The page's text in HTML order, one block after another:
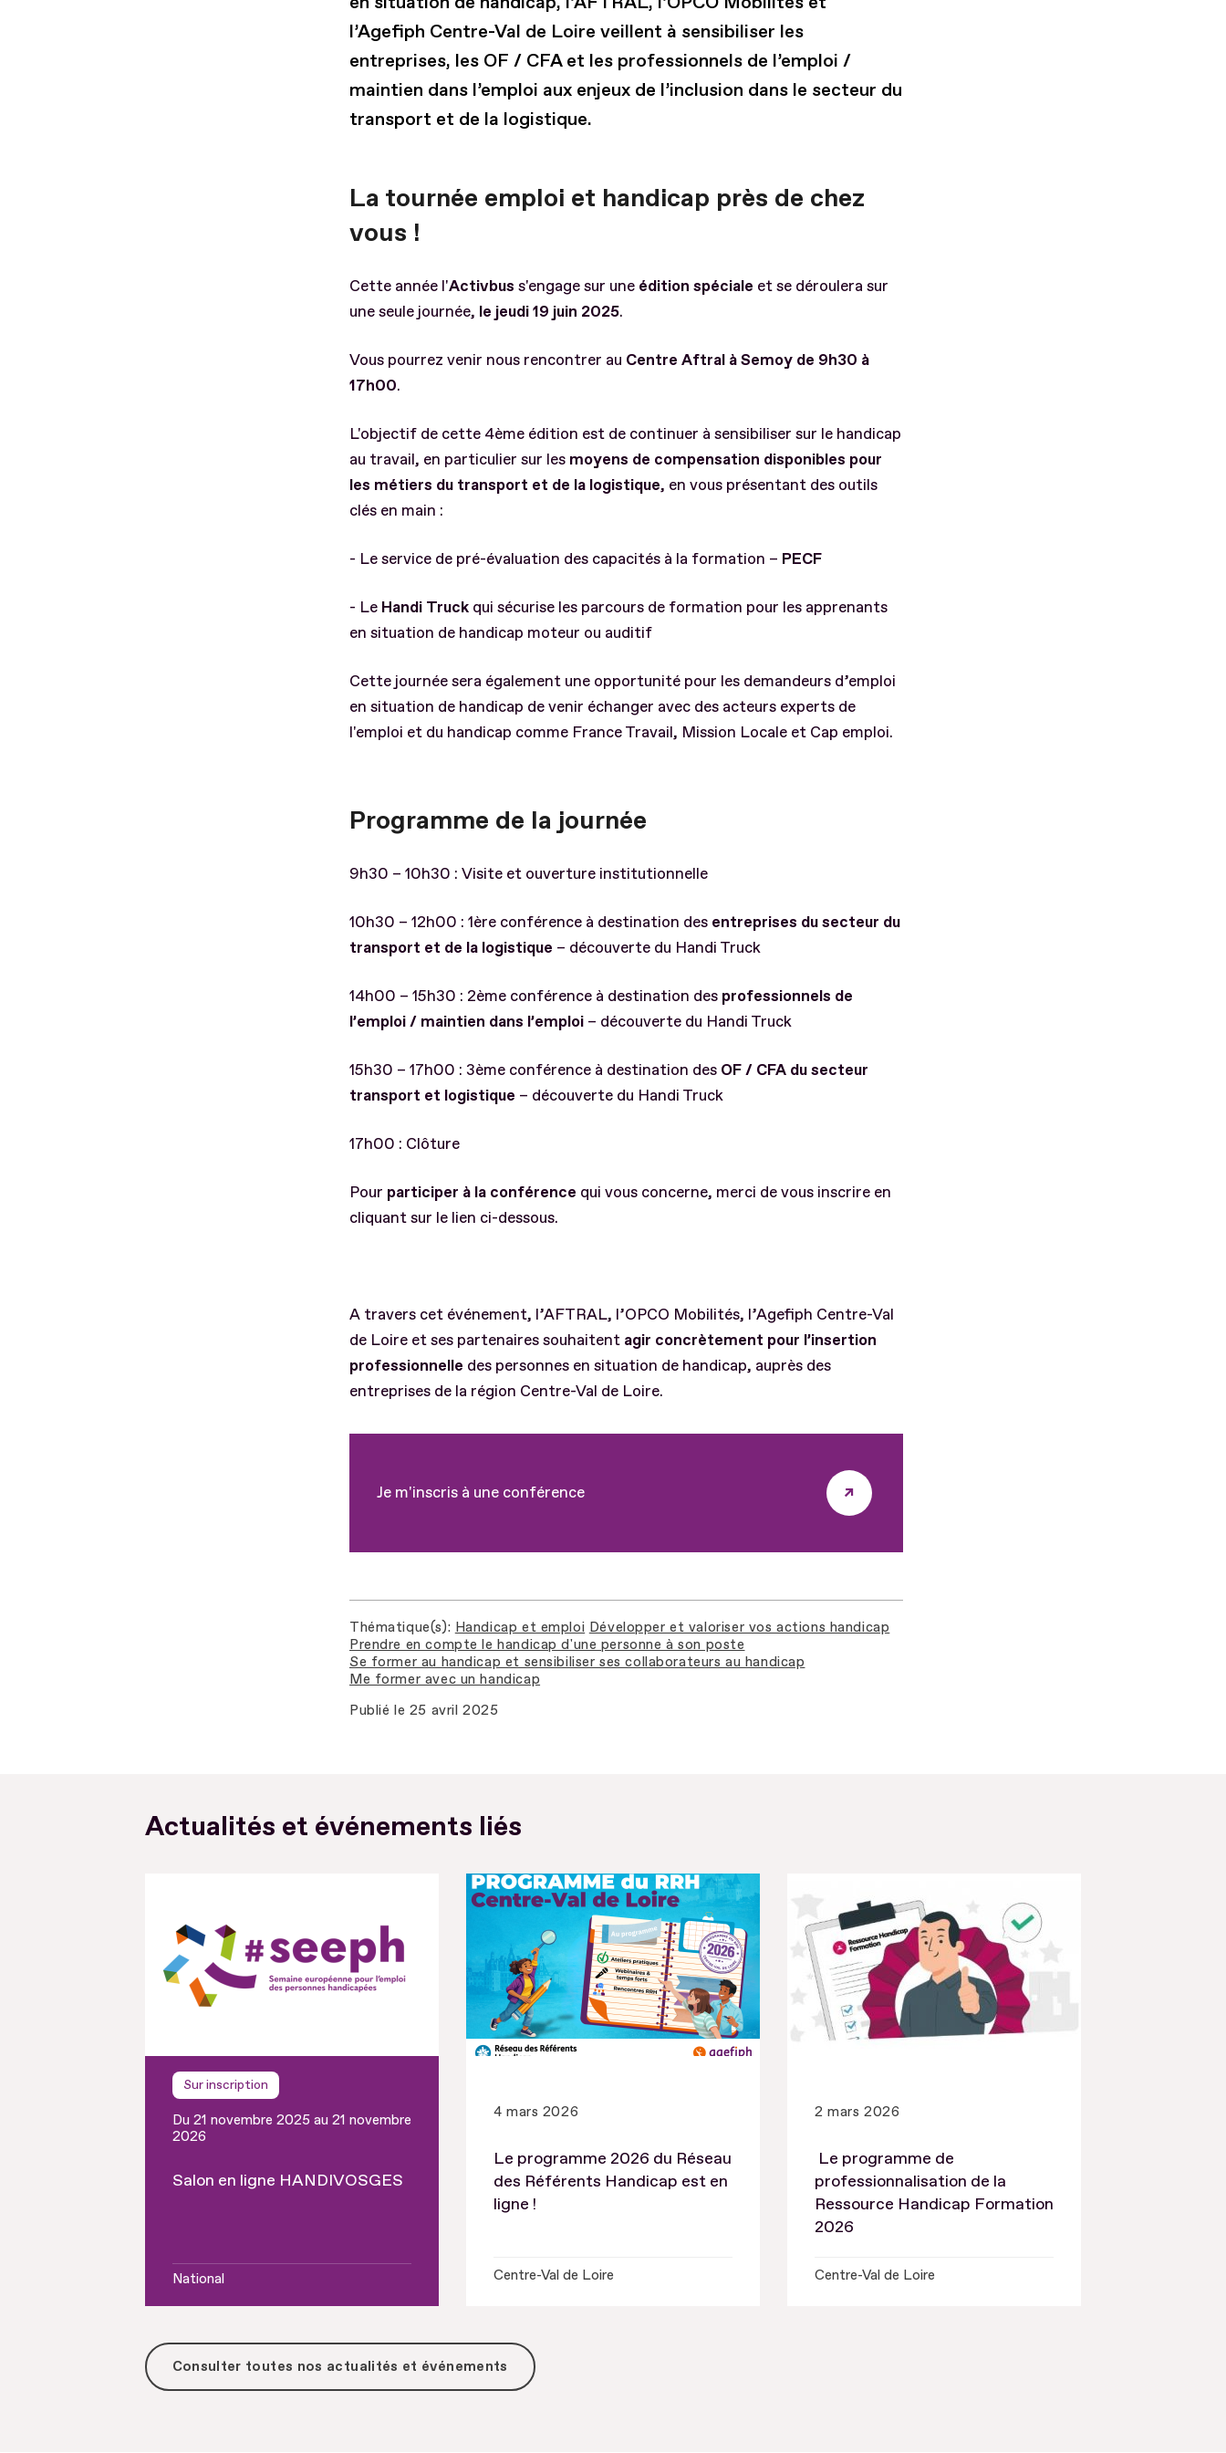
l’Agefiph Centre-Val de Loire veillent à sensibiliser les
entreprises, les OF / CFA et les professionnels de l’emploi /
maintien dans l’emploi aux enjeux de l’inclusion dans le secteur du
transport et de la logistique.
La tournée emploi et handicap près de chez
vous !
Cette année l'Activbus s'engage sur une édition spéciale et se déroulera sur
une seule journée, le jeudi 19 juin 2025.
Vous pourrez venir nous rencontrer au Centre Aftral à Semoy de 9h30 à
17h00.
L'objectif de cette 4ème édition est de continuer à sensibiliser sur le handicap
au travail, en particulier sur les moyens de compensation disponibles pour
les métiers du transport et de la logistique, en vous présentant des outils
clés en main :
- Le service de pré-évaluation des capacités à la formation – PECF
- Le Handi Truck qui sécurise les parcours de formation pour les apprenants
en situation de handicap moteur ou auditif
Cette journée sera également une opportunité pour les demandeurs d’emploi
en situation de handicap de venir échanger avec des acteurs experts de
l'emploi et du handicap comme France Travail, Mission Locale et Cap emploi.
Programme de la journée
9h30 – 10h30 : Visite et ouverture institutionnelle
10h30 – 12h00 : 1ère conférence à destination des entreprises du secteur du
transport et de la logistique – découverte du Handi Truck
14h00 – 15h30 : 2ème conférence à destination des professionnels de
l’emploi / maintien dans l’emploi – découverte du Handi Truck
15h30 – 17h00 : 3ème conférence à destination des OF / CFA du secteur
transport et logistique – découverte du Handi Truck
17h00 : Clôture
Pour participer à la conférence qui vous concerne, merci de vous inscrire en
cliquant sur le lien ci-dessous.
A travers cet événement, l’AFTRAL, l’OPCO Mobilités, l’Agefiph Centre-Val
de Loire et ses partenaires souhaitent agir concrètement pour l’insertion
professionnelle des personnes en situation de handicap, auprès des
entreprises de la région Centre-Val de Loire.
Je m'inscris à une conférence
Thématique(s) Handicap et emploi Développer et valoriser vos actions handicap
Prendre en compte le handicap d'une personne à son poste
Se former au handicap et sensibiliser ses collaborateurs au handicap
Me former avec un handicap
Publié le 25 avril 2025
Actualités et événements liés
Sur inscription
Du 21 novembre 2025 au 21 novembre
2026
Salon en ligne HANDIVOSGES
National
4 mars 2026
Le programme 2026 du Réseau
des Référents Handicap est en
ligne !
Centre-Val de Loire
2 mars 2026
Le programme de
professionnalisation de la
Ressource Handicap Formation
2026
Centre-Val de Loire
Consulter toutes nos actualités et événements